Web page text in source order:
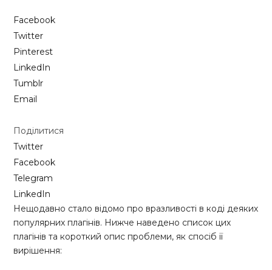
Facebook
Twitter
Pinterest
LinkedIn
Tumblr
Email
Поділитися
Twitter
Facebook
Telegram
LinkedIn
Нещодавно стало відомо про вразливості в коді деяких
популярних плагінів. Нижче наведено список цих
плагінів та короткий опис проблеми, як спосіб її
вирішення: